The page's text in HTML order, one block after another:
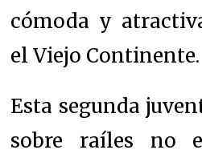
cómoda y
el Viejo Continente.
Esta segunda
sobre raíles no